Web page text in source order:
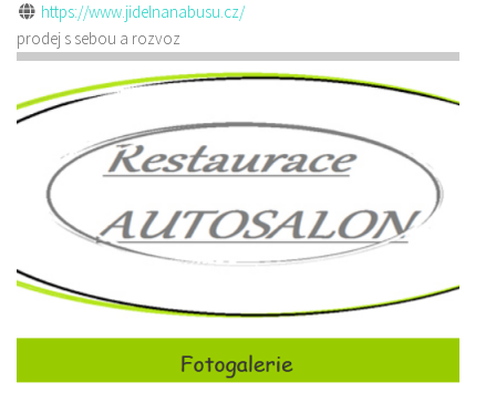
https://www.jidelnanabusu.cz/
prodej s sebou a rozvoz